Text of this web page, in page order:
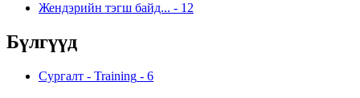
Жендэрийн тэгш байд... - 12
Бүлгүүд
Сургалт - Training - 6